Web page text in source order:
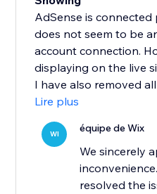
AdSense is
does not seem to be
account connection.
displaying on the live
I have also removed
Lire plus
WI équipe de Wix
We sincerely
resolved the